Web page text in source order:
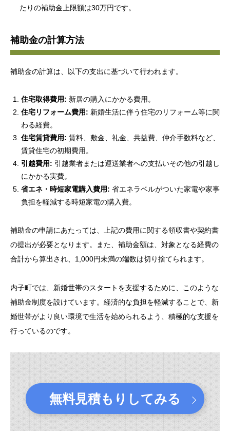
たりの補助金上限額は30万円です。
補助金の計算方法
補助金の計算は、以下の支出に基づいて行われます。
住宅取得費用: 新居の購入にかかる費用。
住宅リフォーム費用: 新婚生活に伴う住宅のリフォーム等に関
わる経費。
住宅賃貸費用: 賃料、敷金、礼金、共益費、仲介手数料など、
賃貸住宅の初期費用。
引越費用: 引越業者または運送業者への支払いその他の引越し
にかかる実費。
省エネ・時短家電購入費用: 省エネラベルがついた家電や家事
負担を軽減する時短家電の購入費。
補助金の申請にあたっては、上記の費用に関する領収書や契約書
の提出が必要となります。また、補助金額は、対象となる経費の
合計から算出され、1,000円未満の端数は切り捨てられます。
内子町では、新婚世帯のスタートを支援するために、このような
補助金制度を設けています。経済的な負担を軽減することで、新
婚世帯がより良い環境で生活を始められるよう、積極的な支援を
行っているのです。
無料見積もりしてみる